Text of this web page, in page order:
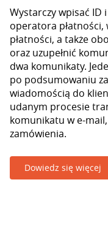
Wystarczy wpisać ID
operatora płatności,
płatności, a także
oraz uzupełnić
dwa komunikaty.
po podsumowaniu
wiadomością do
udanym procesie
komunikatu w e-
zamówienia.
Dowiedz się więcej